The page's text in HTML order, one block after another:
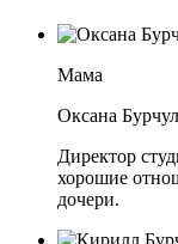
Мама
Оксана
Директор
хорошие
дочери.